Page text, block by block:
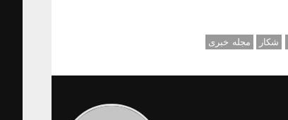
شکار مجله خبری